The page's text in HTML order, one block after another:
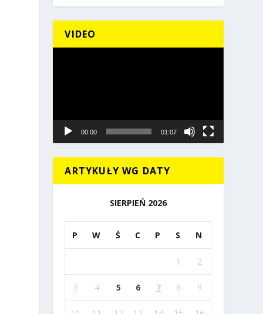
VIDEO
00:00 01:07
ARTYKUŁY WG DATY
SIERPIEŃ 2026
P W Ś C P S N
1 2
3 4 5 6 7 8 9